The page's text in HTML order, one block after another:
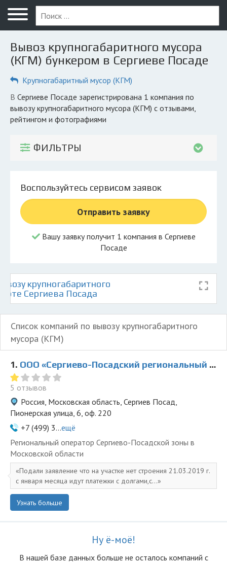
Меню
Главная
Вопрос юристу
Компании
КОМПАНИЯМ
© 2026 Все права защищены
Вывоз крупногабаритного мусора
(КГМ) бункером в Сергиеве Посаде
Крупногабаритный мусор (КГМ)
в Сергиеве Посаде зарегистрирована 1 компания по
вывозу крупногабаритного мусора (КГМ) с отзывами,
рейтингом и фотографиями
ФИЛЬТРЫ
Воспользуйтесь сервисом заявок
Отправить заявку
Вашу заявку получит 1 компания в Сергиеве
Посаде
крупногабаритного
Сергиева Посада
Список компаний по вывозу крупногабаритного
мусора (КГМ)
1. ООО «Сергиево-Посадский региональный оператор»
5 отзывов
Россия, Московская область, Сергиев Посад,
Пионерская улица, 6, оф. 220
+7 (499) 3...ещё
Региональный оператор Сергиево-Посадской зоны в
Московской области
Подали заявление что на участке нет строения 21.03.2019 г.
с января месяца идут платежки с долгами,с...
Узнать больше
Ну ё-моё!
В нашей базе данных больше не осталоcь компаний с